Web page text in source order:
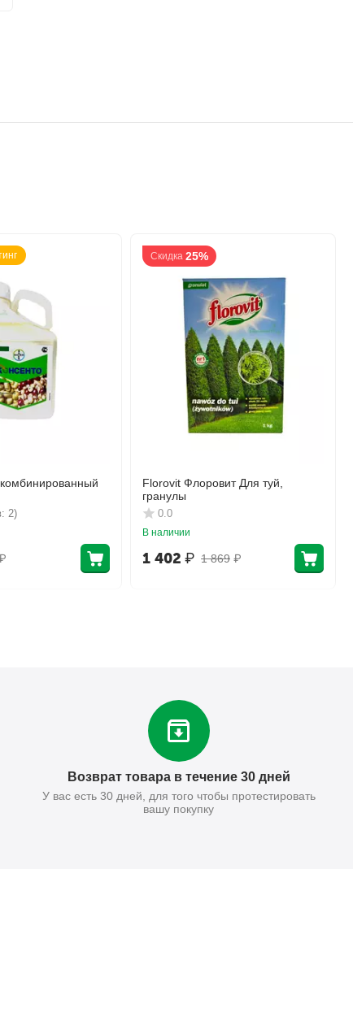
2)
Скидка 25%
Florovit Флоровит Для туй,
гранулы
0.0
В наличии
1 869 ₽
1 402 ₽
Возврат товара в течение 30 дней
У вас есть 30 дней, для того чтобы протестировать
вашу покупку